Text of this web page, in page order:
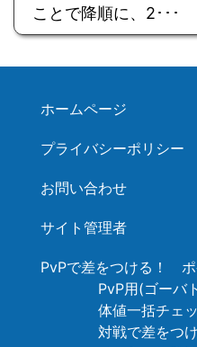
ことで降順に、2･･･
ホームページ
プライバシーポリシー
お問い合わせ
サイト管理者
PvPで差をつける！
PvP用(ゴーバ
体値一括チェ
対戦で差をつ